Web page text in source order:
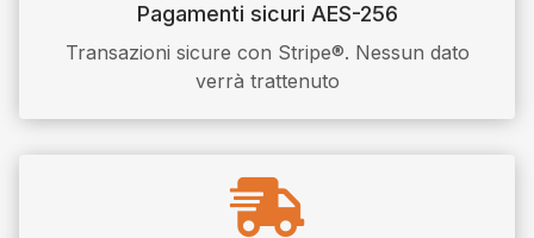
Pagamenti sicuri AES-256
Transazioni sicure con Stripe®. Nessun dato
verrà trattenuto
